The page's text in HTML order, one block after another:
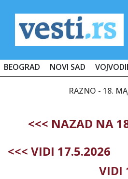
BEOGRAD NOVI SAD
RAZNO - 18.
<<< NAZAD NA
<<< VIDI 17.5.2026
VIDI